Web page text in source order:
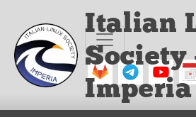
Italian
Society
Imperia